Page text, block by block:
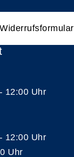
Widerrufsformular
12:00 Uhr
12:00 Uhr
Uhr